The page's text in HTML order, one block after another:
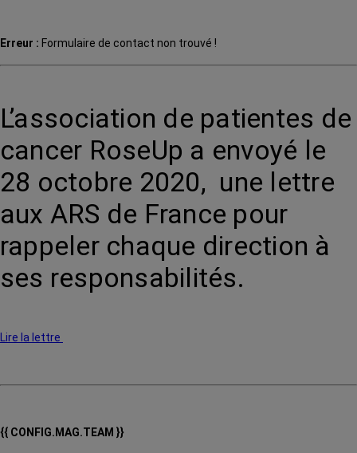
Erreur : Formulaire de contact non trouvé !
L’association de patientes de
cancer RoseUp a envoyé le
28 octobre 2020, une lettre
aux ARS de France pour
rappeler chaque direction à
ses responsabilités.
Lire la lettre
{{ CONFIG.MAG.TEAM }}